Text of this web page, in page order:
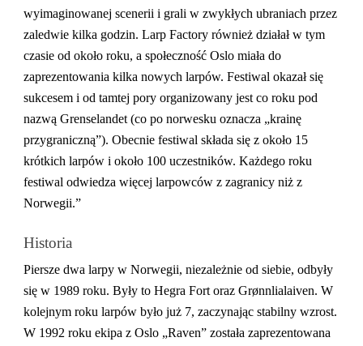
wyimaginowanej scenerii i grali w zwykłych ubraniach przez
zaledwie kilka godzin. Larp Factory również działał w tym
czasie od około roku, a społeczność Oslo miała do
zaprezentowania kilka nowych larpów. Festiwal okazał się
sukcesem i od tamtej pory organizowany jest co roku pod
nazwą Grenselandet (co po norwesku oznacza „krainę
przygraniczną”). Obecnie festiwal składa się z około 15
krótkich larpów i około 100 uczestników. Każdego roku
festiwal odwiedza więcej larpowców z zagranicy niż z
Norwegii.”
Historia
Piersze dwa larpy w Norwegii, niezależnie od siebie, odbyły
się w 1989 roku. Były to Hegra Fort oraz Grønnlialaiven. W
kolejnym roku larpów było już 7, zaczynając stabilny wzrost.
W 1992 roku ekipa z Oslo „Raven” została zaprezentowana